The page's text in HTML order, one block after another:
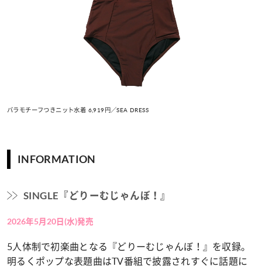
バラモチーフつきニット水着 6,919円／SEA DRESS
INFORMATION
SINGLE『どりーむじゃんぼ！』
2026年5月20日(水)発売
5人体制で初楽曲となる『どりーむじゃんぼ！』を収録。
明るくポップな表題曲はTV番組で披露されすぐに話題に